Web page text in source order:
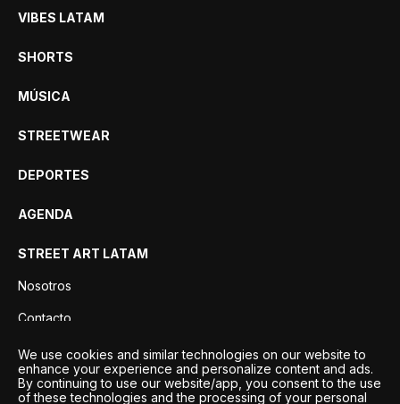
VIBES LATAM
SHORTS
MÚSICA
STREETWEAR
DEPORTES
AGENDA
STREET ART LATAM
Nosotros
Contacto
Privacidad
We use cookies and similar technologies on our website to
enhance your experience and personalize content and ads.
By continuing to use our website/app, you consent to the use
of these technologies and the processing of your personal